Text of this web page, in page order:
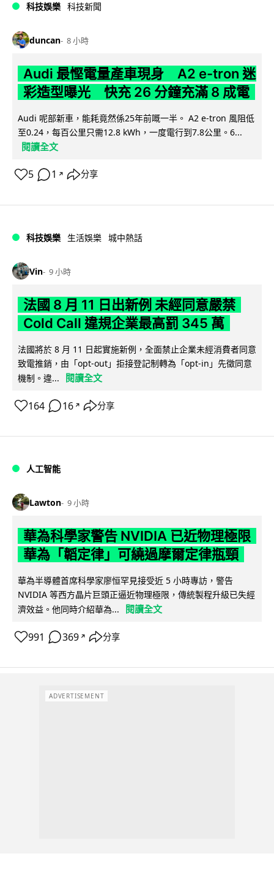
科技娛樂 科技新聞
duncan 8 小時
Audi 最慳電量產車現身 A2 e-tron 迷
彩造型曝光 快充 26 分鐘充滿 8 成電
Audi 呢部新車，能耗竟然係25年前嘅一半。 A2 e-tron 風阻低
至0.24，每百公里只需12.8 kWh，一度電行到7.8公里。6...
閱讀全文
5 1 ↗ 分享
科技娛樂 生活娛樂 城中熱話
Vin 9 小時
法國 8 月 11 日出新例 未經同意嚴禁
Cold Call 違規企業最高罰 345 萬
法國將於 8 月 11 日起實施新例，全面禁止企業未經消費者同意
致電推銷，由「opt-out」拒接登記制轉為「opt-in」先徵同意
機制。違...
閱讀全文
164 16 ↗ 分享
人工智能
Lawton 9 小時
華為科學家警告 NVIDIA 已近物理極限
華為「韜定律」可繞過摩爾定律瓶頸
華為半導體首席科學家廖恒罕見接受近 5 小時專訪，警告
NVIDIA 等西方晶片巨頭正逼近物理極限，傳統製程升級已失經
濟效益。他同時介紹華為...
閱讀全文
991 369 ↗ 分享
ADVERTISEMENT